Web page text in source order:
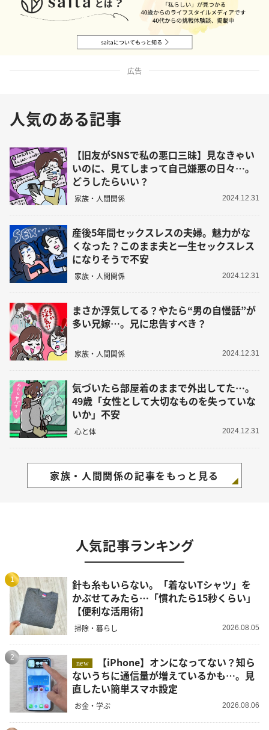
広告
人気のある記事
【旧友がSNSで私の悪口三昧】見なきゃい
いのに、見てしまって自己嫌悪の日々…。
どうしたらいい？
家族・人間関係 2024.12.31
産後5年間セックスレスの夫婦。魅力がな
くなった？このまま夫と一生セックスレス
になりそうで不安
家族・人間関係 2024.12.31
まさか浮気してる？やたら“男の自慢話”が
多い兄嫁…。兄に忠告すべき？
家族・人間関係 2024.12.31
気づいたら部屋着のままで外出してた…。
49歳「女性として大切なものを失っていな
いか」不安
心と体 2024.12.31
家族・人間関係の記事をもっと見る
人気記事ランキング
1
針も糸もいらない。「着ないTシャツ」を
かぶせてみたら…「慣れたら15秒くらい」
【便利な活用術】
掃除・暮らし 2026.08.05
2
new
ないうちに通信量が増えているかも…。見
直したい簡単スマホ設定
お金・学ぶ 2026.08.06